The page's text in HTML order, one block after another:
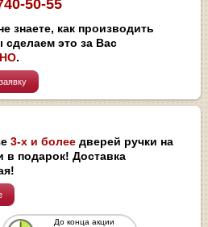
50-55
знаете, как производить
сделаем это за Вас
.
3-х и более дверей ручки на
в подарок! Доставка
До конца акции